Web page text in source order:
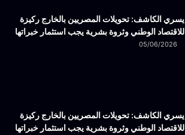
يسري الكاشف: تحويلات المصريين بالخارج ركيزة
للاقتصاد الوطني وثروة بشرية يجب استثمار خبراتها
05/06/2026
يسري الكاشف: تحويلات المصريين بالخارج ركيزة
للاقتصاد الوطني وثروة بشرية يجب استثمار خبراتها